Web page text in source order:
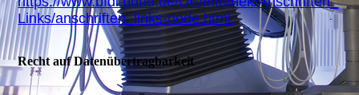
Links/anschriften_links-node.html.
Recht auf Datenübertragbarkeit